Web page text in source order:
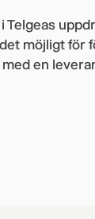
möjligt för
en